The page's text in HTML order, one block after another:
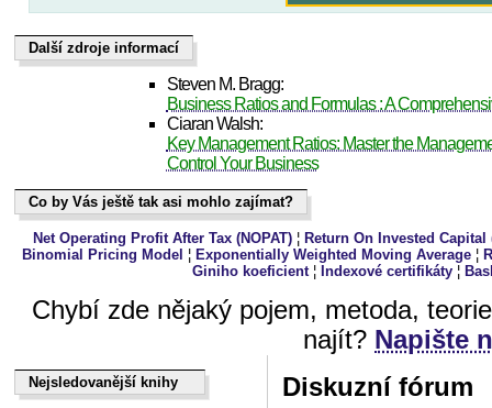
Další zdroje informací
Další zdroje informací
Steven M. Bragg:
Business Ratios and Formulas : A
Ciaran Walsh:
Key Management Ratios: Master the
Control Your Business
Co by Vás ještě tak asi mohlo zajímat?
Co by Vás ještě tak asi mohlo zajímat?
Net Operating Profit After Tax (NOPAT) ¦ Return On Invested Capital
Binomial Pricing Model ¦ Exponentially Weighted Moving Average¦
Giniho koeficient ¦ Indexové certifikáty ¦
Chybí zde nějaký pojem, metoda,
najít? Napište
Nejsledovanější knihy
Nejsledovanější knihy
Diskuzní fórum